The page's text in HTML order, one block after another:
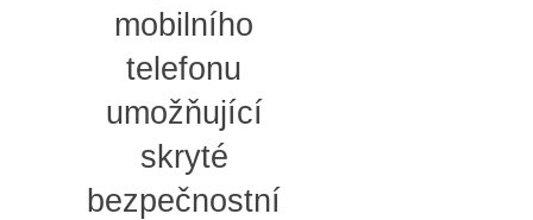
mobilního
telefonu
umožňující
skryté
bezpečnostní